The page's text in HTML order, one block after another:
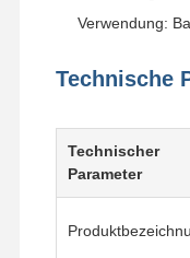
Verwendung:
Technische
Technischer
Parameter